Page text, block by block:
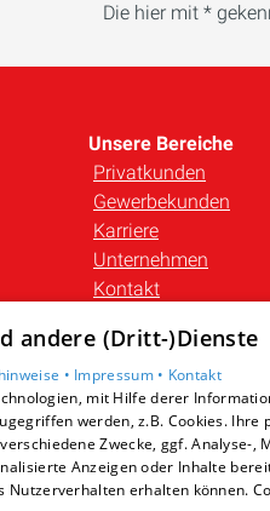
Die hier mit *
Unsere Bereiche
Privatkunden
Gewerbekunden
Karriere
Unternehmen
Kontakt
andere (Dritt-)Dienste
• Impressum • Kontakt
mit Hilfe derer
werden, z.B. Cookies. Ihre
Zwecke, ggf. Analyse-,
Anzeigen oder Inhalte
erhalten können.